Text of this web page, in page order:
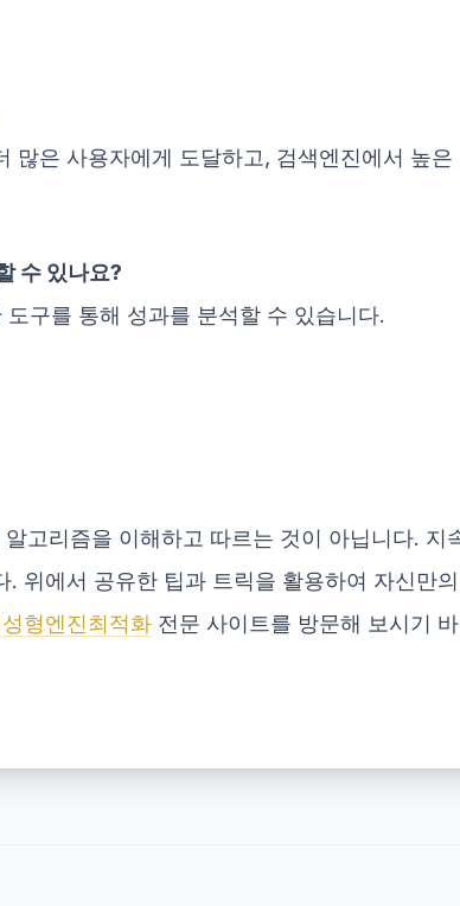
많은 사용자에게 도달하고, 검색엔진에서 높
수 있나요?
구를 통해 성과를 분석할 수 있습니다.
고리즘을 이해하고 따르는 것이 아닙니다. 지
위에서 공유한 팁과 트릭을 활용하여 자신만
형엔진최적화 전문 사이트를 방문해 보시기